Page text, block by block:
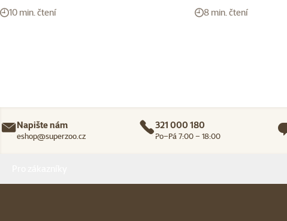
10 min. čtení
8 min. čtení
Napište nám
eshop@superzoo.cz
321 000 180
Po–Pá 7:00 – 18:00